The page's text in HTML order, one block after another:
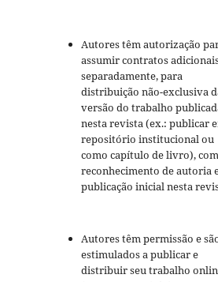
Autores têm autorização
assumir contratos
separadamente, para
distribuição não-exclusiva
versão do trabalho
nesta revista (ex.: publicar
repositório institucional ou
como capítulo de livro), com
reconhecimento de autoria
publicação inicial nesta
Autores têm permissão e
estimulados a publicar e
distribuir seu trabalho